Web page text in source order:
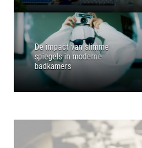
De impact van slimme
spiegels in moderne
badkamers